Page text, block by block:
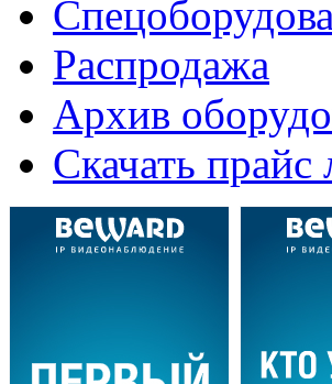
Распродажа
Архив
Скачать прайс